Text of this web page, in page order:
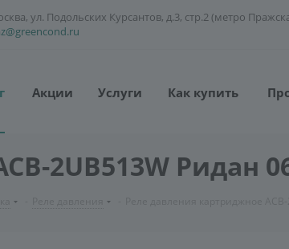
ул. Подольских Курсантов, д.3, стр.2 (метро
Акции Услуги Как купить
2UB513W Ридан